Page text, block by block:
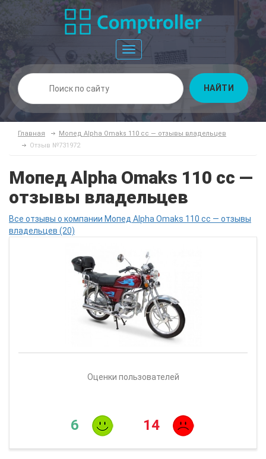
Toggle
navigation
НАЙТИ
Главная
Мопед Alpha Omaks 110 cc — отзывы владельцев
Отзыв №731972
Мопед Alpha Omaks 110 cc —
отзывы владельцев
Все отзывы о компании Мопед Alpha Omaks 110 cc — отзывы
владельцев (20)
Оценки пользователей
6 14